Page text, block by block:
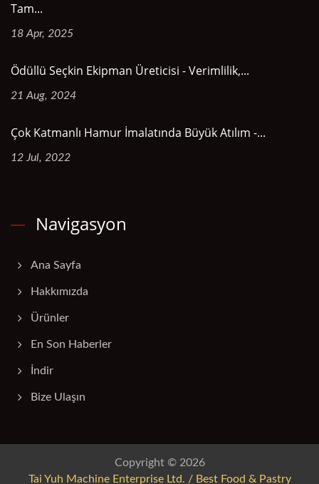
Tam...
18 Apr, 2025
Ödüllü Seçkin Ekipman Üreticisi - Verimlilik,...
21 Aug, 2024
Çok Katmanlı Hamur İmalatında Büyük Atılım -...
12 Jul, 2022
Navigasyon
Ana Sayfa
Hakkımızda
Ürünler
En Son Haberler
İndir
Bize Ulaşın
Copyright © 2026
Tai Yuh Machine Enterprise Ltd. / Best Food & Pastry